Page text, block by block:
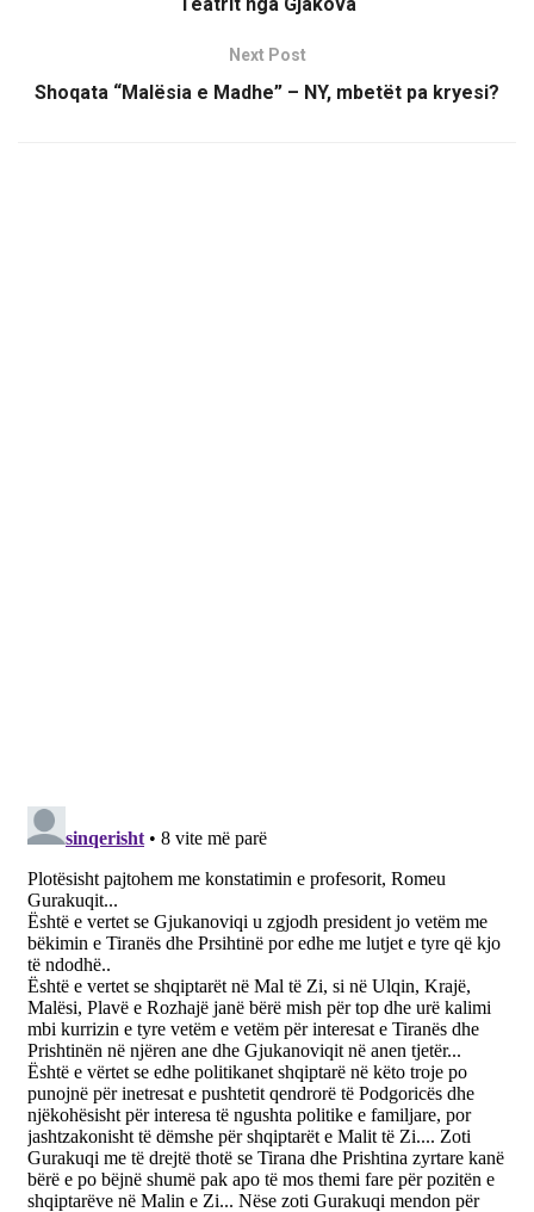
Teatrit nga Gjakova
Next Post
Shoqata “Malësia e Madhe” – NY, mbetët pa kryesi?